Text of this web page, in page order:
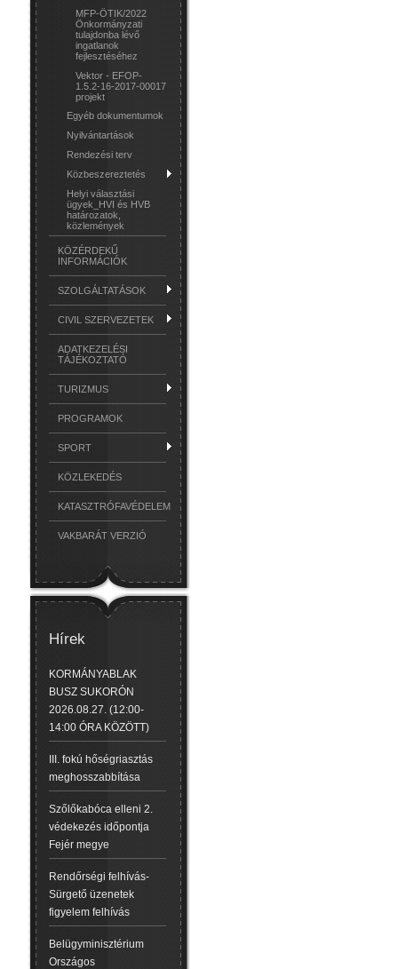
MFP-ÖTIK/2022
Önkormányzati
tulajdonba lévő
ingatlanok
fejlesztéséhez
Vektor - EFOP-
1.5.2-16-2017-00017
projekt
Egyéb dokumentumok
Nyilvántartások
Rendezési terv
Közbeszereztetés
Helyi választási
ügyek_HVI és HVB
határozatok,
közlemények
KÖZÉRDEKŰ
INFORMÁCIÓK
SZOLGÁLTATÁSOK
CIVIL SZERVEZETEK
ADATKEZELÉSI
TÁJÉKOZTATÓ
TURIZMUS
PROGRAMOK
SPORT
KÖZLEKEDÉS
KATASZTRÓFAVÉDELEM
VAKBARÁT VERZIÓ
Hírek
KORMÁNYABLAK
BUSZ SUKORÓN
2026.08.27. (12:00-
14:00 ÓRA KÖZÖTT)
III. fokú hőségriasztás
meghosszabbítása
Szőlőkabóca elleni 2.
védekezés időpontja
Fejér megye
Rendőrségi felhívás-
Sürgető üzenetek
figyelem felhívás
Belügyminisztérium
Országos